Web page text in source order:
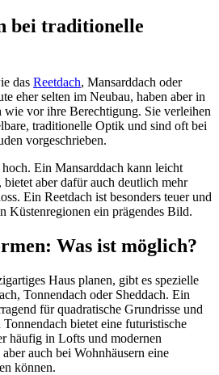
bei traditionelle
das Reetdach, Mansarddach oder
eher selten im Neubau, haben aber in
wie vor ihre Berechtigung. Sie verleihen
traditionelle Optik und sind oft bei
vorgeschrieben.
Ein Mansarddach kann leicht
aber dafür auch deutlich mehr
Ein Reetdach ist besonders teuer und
Küstenregionen ein prägendes Bild.
Was ist möglich?
Haus planen, gibt es spezielle
Tonnendach oder Sheddach. Ein
für quadratische Grundrisse und
bietet eine futuristische
häufig in Lofts und modernen
auch bei Wohnhäusern eine
können.